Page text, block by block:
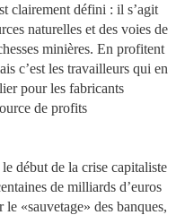
clairement défini : il s’agit
naturelles et des voies de
minières. En profitent
c’est les travailleurs qui en
pour les fabricants
de profits
début de la crise capitaliste
de milliards d’euros
«sauvetage» des banques,